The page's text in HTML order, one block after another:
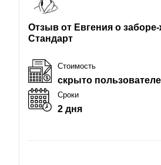
Отзыв от Евгения о
Стандарт
Стоимость
скрыто
Сроки
2 дня